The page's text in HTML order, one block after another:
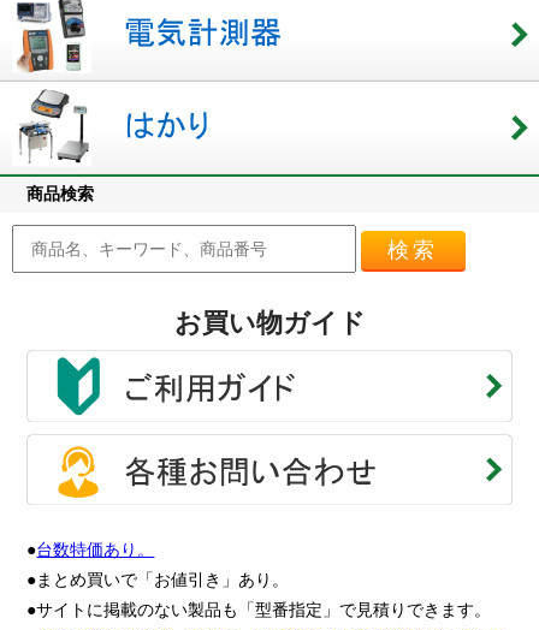
商品検索
検索
お買い物ガイド
●台数特価あり。
●まとめ買いで「お値引き」あり。
●サイトに掲載のない製品も「型番指定」で見積りできます。